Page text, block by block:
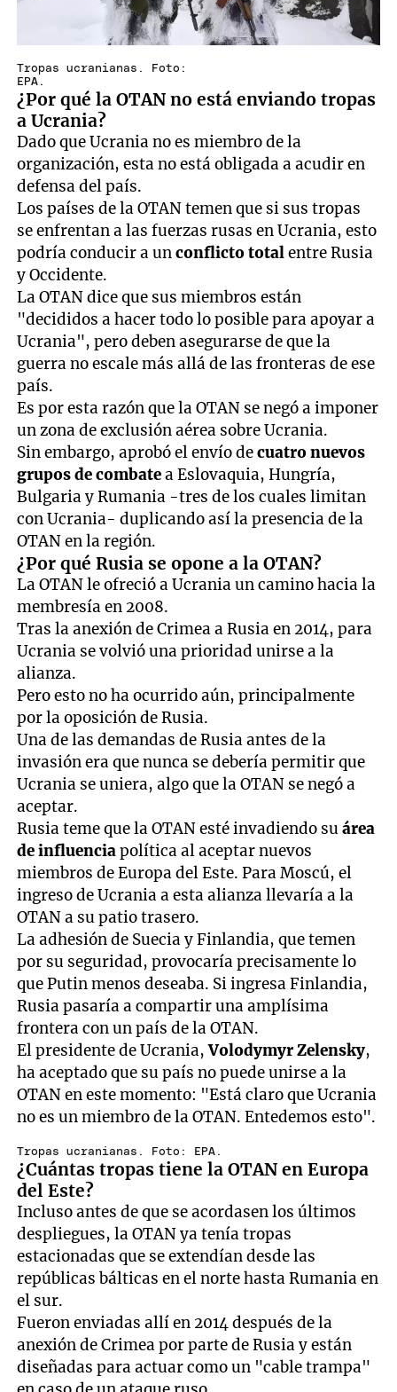
Tropas ucranianas. Foto:
EPA.
¿Por qué la OTAN no está enviando tropas
a Ucrania?
Dado que Ucrania no es miembro de la
organización, esta no está obligada a acudir en
defensa del país.
Los países de la OTAN temen que si sus tropas
se enfrentan a las fuerzas rusas en Ucrania, esto
podría conducir a unconflicto totalentre Rusia
y Occidente.
La OTAN dice que sus miembros están
"decididos a hacer todo lo posible para apoyar a
Ucrania", pero deben asegurarse de que la
guerra no escale más allá de las fronteras de ese
país.
Es por esta razón que la OTAN se negó a imponer
un zona de exclusión aérea sobre Ucrania.
Sin embargo, aprobó el envío decuatro nuevos
grupos de combatea Eslovaquia, Hungría,
Bulgaria y Rumania -tres de los cuales limitan
con Ucrania- duplicando así la presencia de la
OTAN en la región.
¿Por qué Rusia se opone a la OTAN?
La OTAN le ofreció a Ucrania un camino hacia la
membresía en 2008.
Tras la anexión de Crimea a Rusia en 2014, para
Ucrania se volvió una prioridad unirse a la
alianza.
Pero esto no ha ocurrido aún, principalmente
por la oposición de Rusia.
Una de las demandas de Rusia antes de la
invasión era que nunca se debería permitir que
Ucrania se uniera, algo que la OTAN se negó a
aceptar.
Rusia teme que la OTAN esté invadiendo suárea
de influenciapolítica al aceptar nuevos
miembros de Europa del Este. Para Moscú, el
ingreso de Ucrania a esta alianza llevaría a la
OTAN a su patio trasero.
La adhesión de Suecia y Finlandia, que temen
por su seguridad, provocaría precisamente lo
que Putin menos deseaba. Si ingresa Finlandia,
Rusia pasaría a compartir una amplísima
frontera con un país de la OTAN.
El presidente de Ucrania,Volodymyr Zelensky,
ha aceptado que su país no puede unirse a la
OTAN en este momento: "Está claro que Ucrania
no es un miembro de la OTAN. Entedemos esto".
Tropas ucranianas. Foto: EPA.
¿Cuántas tropas tiene la OTAN en Europa
del Este?
Incluso antes de que se acordasen los últimos
despliegues, la OTAN ya tenía tropas
estacionadas que se extendían desde las
repúblicas bálticas en el norte hasta Rumania en
el sur.
Fueron enviadas allí en 2014 después de la
anexión de Crimea por parte de Rusia y están
diseñadas para actuar como un "cable trampa"